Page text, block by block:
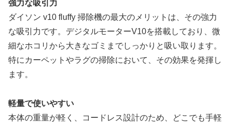
強力な吸引力
ダイソン v10 fluffy 掃除機の最大のメリットは、その強力
な吸引力です。デジタルモーターV10を搭載しており、微
細なホコリから大きなゴミまでしっかりと吸い取ります。
特にカーペットやラグの掃除において、その効果を発揮し
ます。
軽量で使いやすい
本体の重量が軽く、コードレス設計のため、どこでも手軽